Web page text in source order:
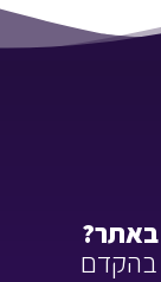
באתר?
בהקדם